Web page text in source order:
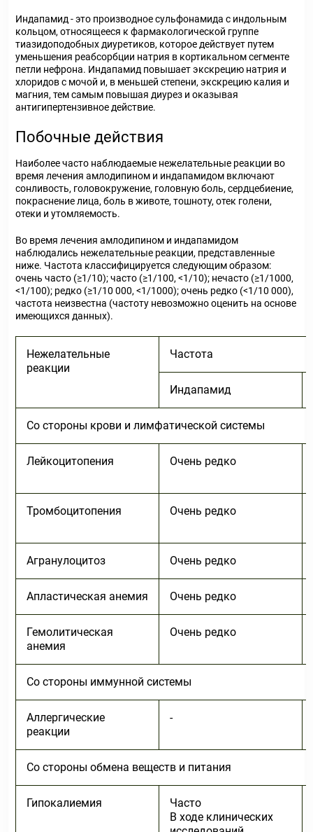
Индапамид - это производное сульфонамида с индольным
кольцом, относящееся к фармакологической группе
тиазидоподобных диуретиков, которое действует путем
уменьшения реабсорбции натрия в кортикальном сегменте
петли нефрона. Индапамид повышает экскрецию натрия и
хлоридов с мочой и, в меньшей степени, экскрецию калия и
магния, тем самым повышая диурез и оказывая
антигипертензивное действие.
Побочные действия
Наиболее часто наблюдаемые нежелательные реакции во
время лечения амлодипином и индапамидом включают
сонливость, головокружение, головную боль, сердцебиение,
покраснение лица, боль в животе, тошноту, отек голени,
отеки и утомляемость.
Во время лечения амлодипином и индапамидом
наблюдались нежелательные реакции, представленные
ниже. Частота классифицируется следующим образом:
очень часто (≥1/10); часто (≥1/100, <1/10); нечасто (≥1/1000,
<1/100); редко (≥1/10 000, <1/1000); очень редко (<1/10 000),
частота неизвестна (частоту невозможно оценить на основе
имеющихся данных).
Нежелательные
реакции
Частота
Индапамид
Со стороны крови и лимфатической системы
Лейкоцитопения Очень редко
Тромбоцитопения Очень редко
Агранулоцитоз Очень редко
Апластическая анемия Очень редко
Гемолитическая
анемия
Очень редко
Со стороны иммунной системы
Аллергические
реакции
-
Со стороны обмена веществ и питания
Гипокалиемия
Часто
В ходе клинических